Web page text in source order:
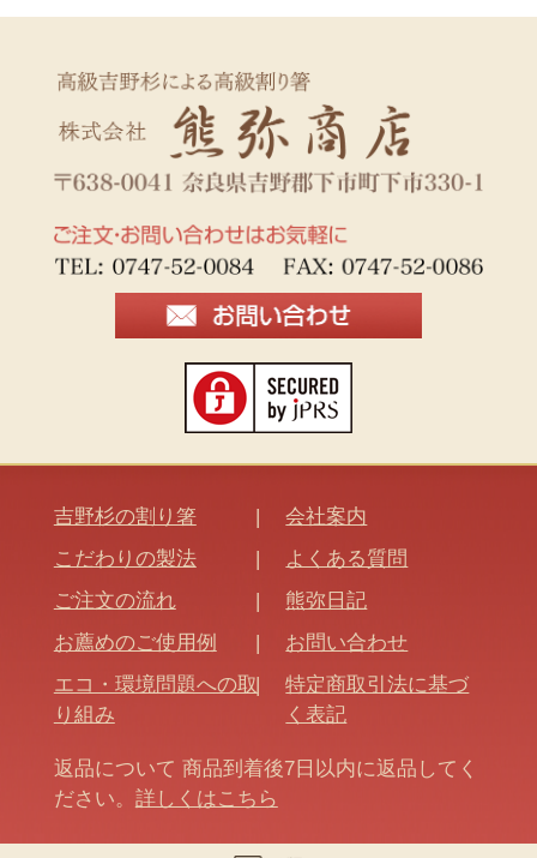
吉野杉の割り箸
こだわりの製法
ご注文の流れ
お薦めのご使用例
エコ・環境問題への取
り組み
会社案内
よくある質問
熊弥日記
お問い合わせ
特定商取引法に基づ
く表記
返品について 商品到着後7日以内に返品してく
ださい。 詳しくはこちら